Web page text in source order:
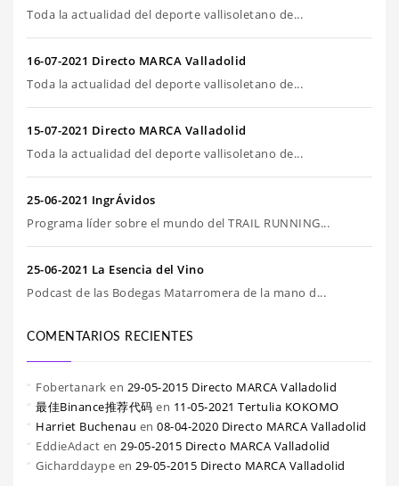
Toda la actualidad del deporte vallisoletano de...
16-07-2021 Directo MARCA Valladolid
Toda la actualidad del deporte vallisoletano de...
15-07-2021 Directo MARCA Valladolid
Toda la actualidad del deporte vallisoletano de...
25-06-2021 IngrÁvidos
Programa líder sobre el mundo del TRAIL RUNNING...
25-06-2021 La Esencia del Vino
Podcast de las Bodegas Matarromera de la mano d...
COMENTARIOS RECIENTES
Fobertanark en 29-05-2015 Directo MARCA Valladolid
最佳Binance推荐代码 en 11-05-2021 Tertulia KOKOMO
Harriet Buchenau en 08-04-2020 Directo MARCA Valladolid
EddieAdact en 29-05-2015 Directo MARCA Valladolid
Gicharddaype en 29-05-2015 Directo MARCA Valladolid